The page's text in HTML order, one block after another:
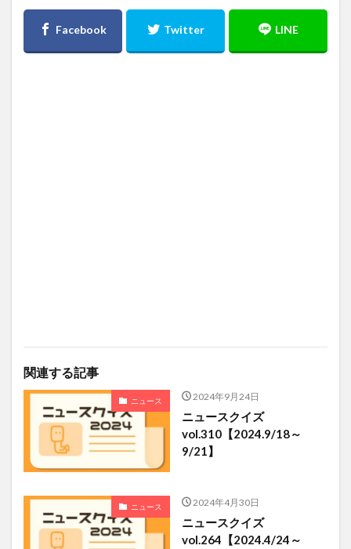
関連する記事
ニュース 2024年9月24日
ニュースクイズ
vol.310【2024.9/18～
9/21】
ニュース 2024年4月30日
ニュースクイズ
vol.264【2024.4/24～